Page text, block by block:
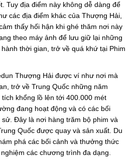
Tuy địa điểm này không dễ dàng để
các địa điểm khác của Thượng Hải,
thấy hối hận khi ghé thăm nơi này
theo máy ảnh để lưu giữ lại những
thời gian, trở về quá khứ tại Phim
Thượng Hải được ví như nơi mà
trở về Trung Quốc những năm
khổng lồ lên tới 400.000 mét
đang hoạt động và có các bối
Đây là nơi hàng trăm bộ phim và
Quốc được quay và sản xuất. Du
phá các bối cảnh và thưởng thức
các chương trình đa dạng.